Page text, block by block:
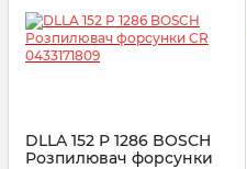
DLLA 152 P 1286 BOSCH
Розпилювач форсунки